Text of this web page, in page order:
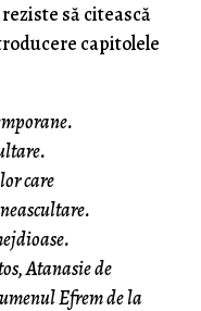
să citească
capitolele
care
Atanasie de
Efrem de la